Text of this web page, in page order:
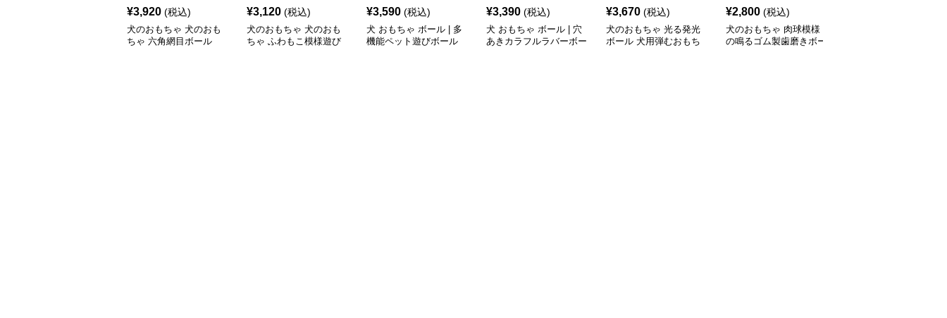
¥3,920 (税込)
犬のおもちゃ 犬のおも
ちゃ 六角網目ボール
¥3,120 (税込)
犬のおもちゃ 犬のおも
ちゃ ふわもこ模様遊び
¥3,590 (税込)
犬 おもちゃ ボール | 多
機能ペット遊びボール
¥3,390 (税込)
犬 おもちゃ ボール | 穴
あきカラフルラバーボー
¥3,670 (税込)
犬のおもちゃ 光る発光
ボール 犬用弾むおもち
¥2,800 (税込)
犬のおもちゃ 肉球模様
の鳴るゴム製歯磨きボー